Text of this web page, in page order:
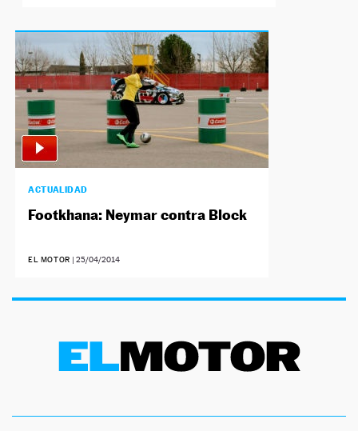
ACTUALIDAD
Footkhana: Neymar contra Block
EL MOTOR | 25/04/2014